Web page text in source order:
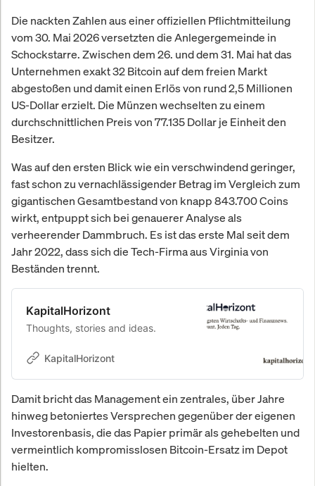
Die nackten Zahlen aus einer offiziellen Pflichtmitteilung
vom 30. Mai 2026 versetzten die Anlegergemeinde in
Schockstarre. Zwischen dem 26. und dem 31. Mai hat das
Unternehmen exakt 32 Bitcoin auf dem freien Markt
abgestoßen und damit einen Erlös von rund 2,5 Millionen
US-Dollar erzielt. Die Münzen wechselten zu einem
durchschnittlichen Preis von 77.135 Dollar je Einheit den
Besitzer.
Was auf den ersten Blick wie ein verschwindend geringer,
fast schon zu vernachlässigender Betrag im Vergleich zum
gigantischen Gesamtbestand von knapp 843.700 Coins
wirkt, entpuppt sich bei genauerer Analyse als
verheerender Dammbruch. Es ist das erste Mal seit dem
Jahr 2022, dass sich die Tech-Firma aus Virginia von
Beständen trennt.
KapitalHorizont
Thoughts, stories and ideas.
KapitalHorizont
Damit bricht das Management ein zentrales, über Jahre
hinweg betoniertes Versprechen gegenüber der eigenen
Investorenbasis, die das Papier primär als gehebelten und
vermeintlich kompromisslosen Bitcoin-Ersatz im Depot
hielten.